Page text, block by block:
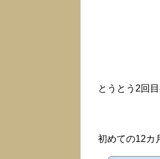
とうとう2回
初めての12カ